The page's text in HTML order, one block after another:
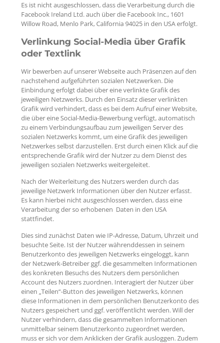
Es ist nicht ausgeschlossen, dass die Verarbeitung durch die
Facebook Ireland Ltd. auch über die Facebook Inc., 1601
Willow Road, Menlo Park, California 94025 in den USA erfolgt.
Verlinkung Social-Media über Grafik
oder Textlink
Wir bewerben auf unserer Webseite auch Präsenzen auf den
nachstehend aufgeführten sozialen Netzwerken. Die
Einbindung erfolgt dabei über eine verlinkte Grafik des
jeweiligen Netzwerks. Durch den Einsatz dieser verlinkten
Grafik wird verhindert, dass es bei dem Aufruf einer Website,
die über eine Social-Media-Bewerbung verfügt, automatisch
zu einem Verbindungsaufbau zum jeweiligen Server des
sozialen Netzwerks kommt, um eine Grafik des jeweiligen
Netzwerkes selbst darzustellen. Erst durch einen Klick auf die
entsprechende Grafik wird der Nutzer zu dem Dienst des
jeweiligen sozialen Netzwerks weitergeleitet.
Nach der Weiterleitung des Nutzers werden durch das
jeweilige Netzwerk Informationen über den Nutzer erfasst.
Es kann hierbei nicht ausgeschlossen werden, dass eine
Verarbeitung der so erhobenen Daten in den USA
stattfindet.
Dies sind zunächst Daten wie IP-Adresse, Datum, Uhrzeit und
besuchte Seite. Ist der Nutzer währenddessen in seinem
Benutzerkonto des jeweiligen Netzwerks eingeloggt, kann
der Netzwerk-Betreiber ggf. die gesammelten Informationen
des konkreten Besuchs des Nutzers dem persönlichen
Account des Nutzers zuordnen. Interagiert der Nutzer über
einen „Teilen“-Button des jeweiligen Netzwerks, können
diese Informationen in dem persönlichen Benutzerkonto des
Nutzers gespeichert und ggf. veröffentlicht werden. Will der
Nutzer verhindern, dass die gesammelten Informationen
unmittelbar seinem Benutzerkonto zugeordnet werden,
muss er sich vor dem Anklicken der Grafik ausloggen. Zudem